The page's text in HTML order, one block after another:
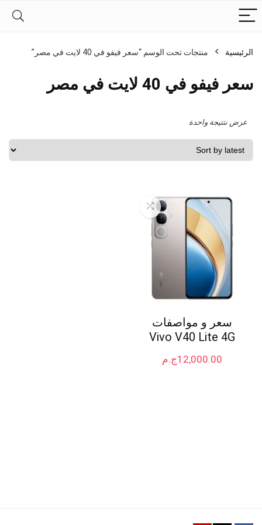
الرئيسية منتجات تحت الوسم “سعر فيفو في 40 لايت في مصر”
سعر فيفو في 40 لايت في مصر
عرض نتتيجة واحدة
سعر و مواصفات
Vivo V40 Lite 4G
ج.م12,000.00